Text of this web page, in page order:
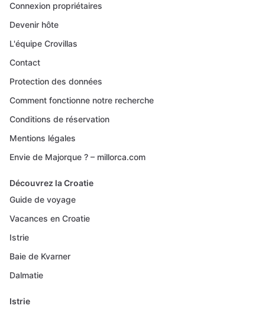
Connexion propriétaires
Devenir hôte
L'équipe Crovillas
Contact
Protection des données
Comment fonctionne notre recherche
Conditions de réservation
Mentions légales
Envie de Majorque ? – millorca.com
Découvrez la Croatie
Guide de voyage
Vacances en Croatie
Istrie
Baie de Kvarner
Dalmatie
Istrie